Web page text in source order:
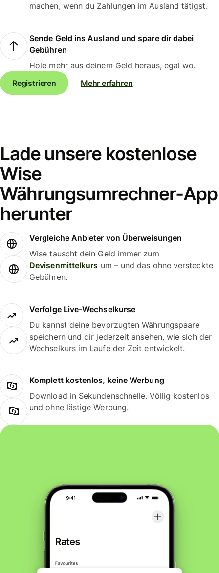
machen, wenn du Zahlungen im Ausland tätigst.
Sende Geld ins Ausland und spare dir dabei
Gebühren
Hole mehr aus deinem Geld heraus, egal wo.
Registrieren
Mehr erfahren
Lade unsere kostenlose
Wise
Währungsumrechner-App
herunter
Vergleiche Anbieter von Überweisungen
Wise tauscht dein Geld immer zum
Devisenmittelkurs um – und das ohne versteckte
Gebühren.
Verfolge Live-Wechselkurse
Du kannst deine bevorzugten Währungspaare
speichern und dir jederzeit ansehen, wie sich der
Wechselkurs im Laufe der Zeit entwickelt.
Komplett kostenlos, keine Werbung
Download in Sekundenschnelle. Völlig kostenlos
und ohne lästige Werbung.